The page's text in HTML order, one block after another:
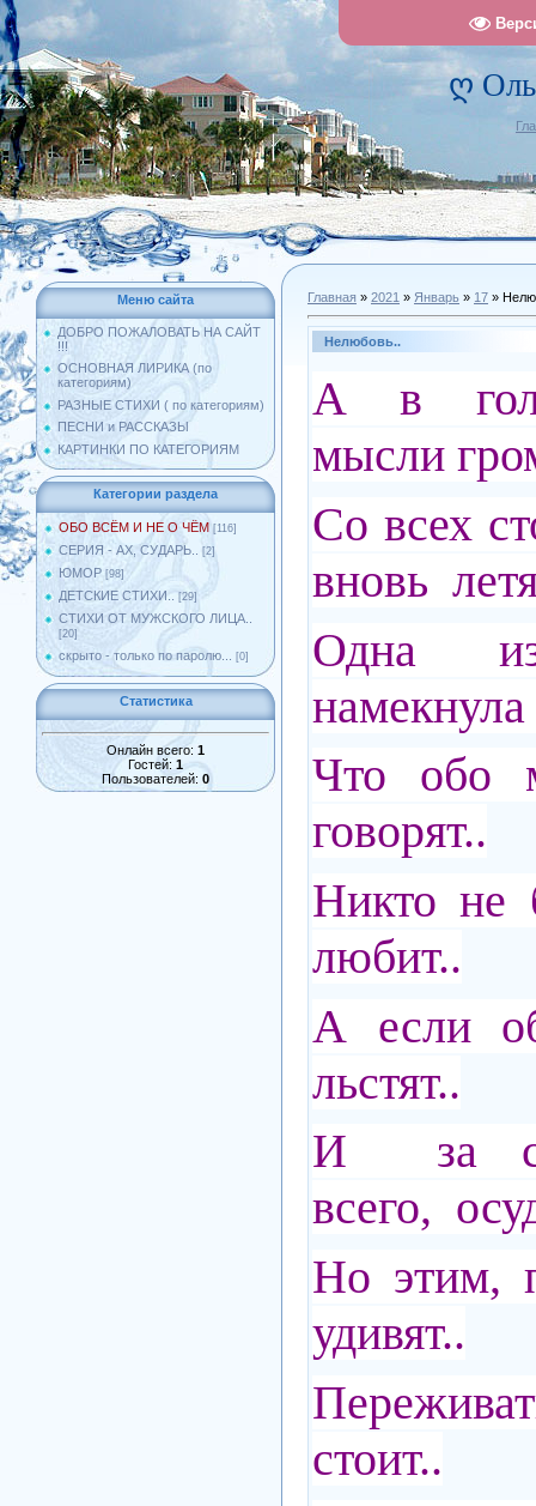
ღ
Меню сайта
ДОБРО ПОЖАЛОВАТЬ НА САЙТ
!!!
ОСНОВНАЯ ЛИРИКА (по
категориям)
РАЗНЫЕ СТИХИ ( по категориям)
ПЕСНИ и РАССКАЗЫ
КАРТИНКИ ПО КАТЕГОРИЯМ
Категории раздела
ОБО ВСЁМ И НЕ О ЧЁМ [116]
СЕРИЯ - АХ, СУДАРЬ.. [2]
ЮМОР [98]
ДЕТСКИЕ СТИХИ.. [29]
СТИХИ ОТ МУЖСКОГО ЛИЦА..
[20]
скрыто - только по паролю... [0]
Статистика
Онлайн всего: 1
Гостей: 1
Пользователей: 0
Главная » 2021 » Январь » 17 »
Нелюбовь..
А в
мысли
Со всех
вновь
Одна
намекнула
Что обо
говорят..
Никто не
любит..
А если
льстят..
И за
всего,
Но этим,
удивят..
стоит..